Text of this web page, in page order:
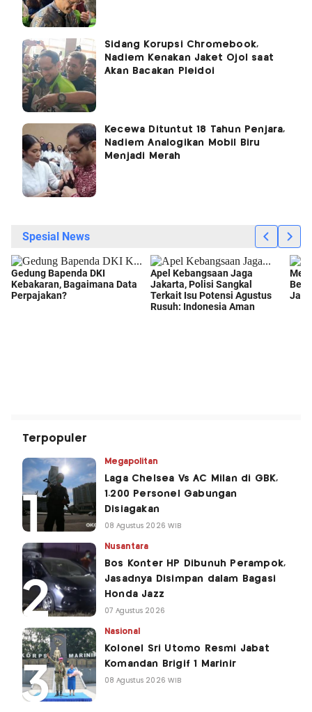
Sidang Korupsi Chromebook,
Nadiem Kenakan Jaket Ojol saat
Akan Bacakan Pleidoi
Kecewa Dituntut 18 Tahun Penjara,
Nadiem Analogikan Mobil Biru
Menjadi Merah
Terpopuler
Megapolitan
Laga Chelsea Vs AC Milan di GBK,
1.200 Personel Gabungan
Disiagakan
08 Agustus 2026 WIB
Nusantara
Bos Konter HP Dibunuh Perampok,
Jasadnya Disimpan dalam Bagasi
Honda Jazz
07 Agustus 2026
Nasional
Kolonel Sri Utomo Resmi Jabat
Komandan Brigif 1 Marinir
08 Agustus 2026 WIB